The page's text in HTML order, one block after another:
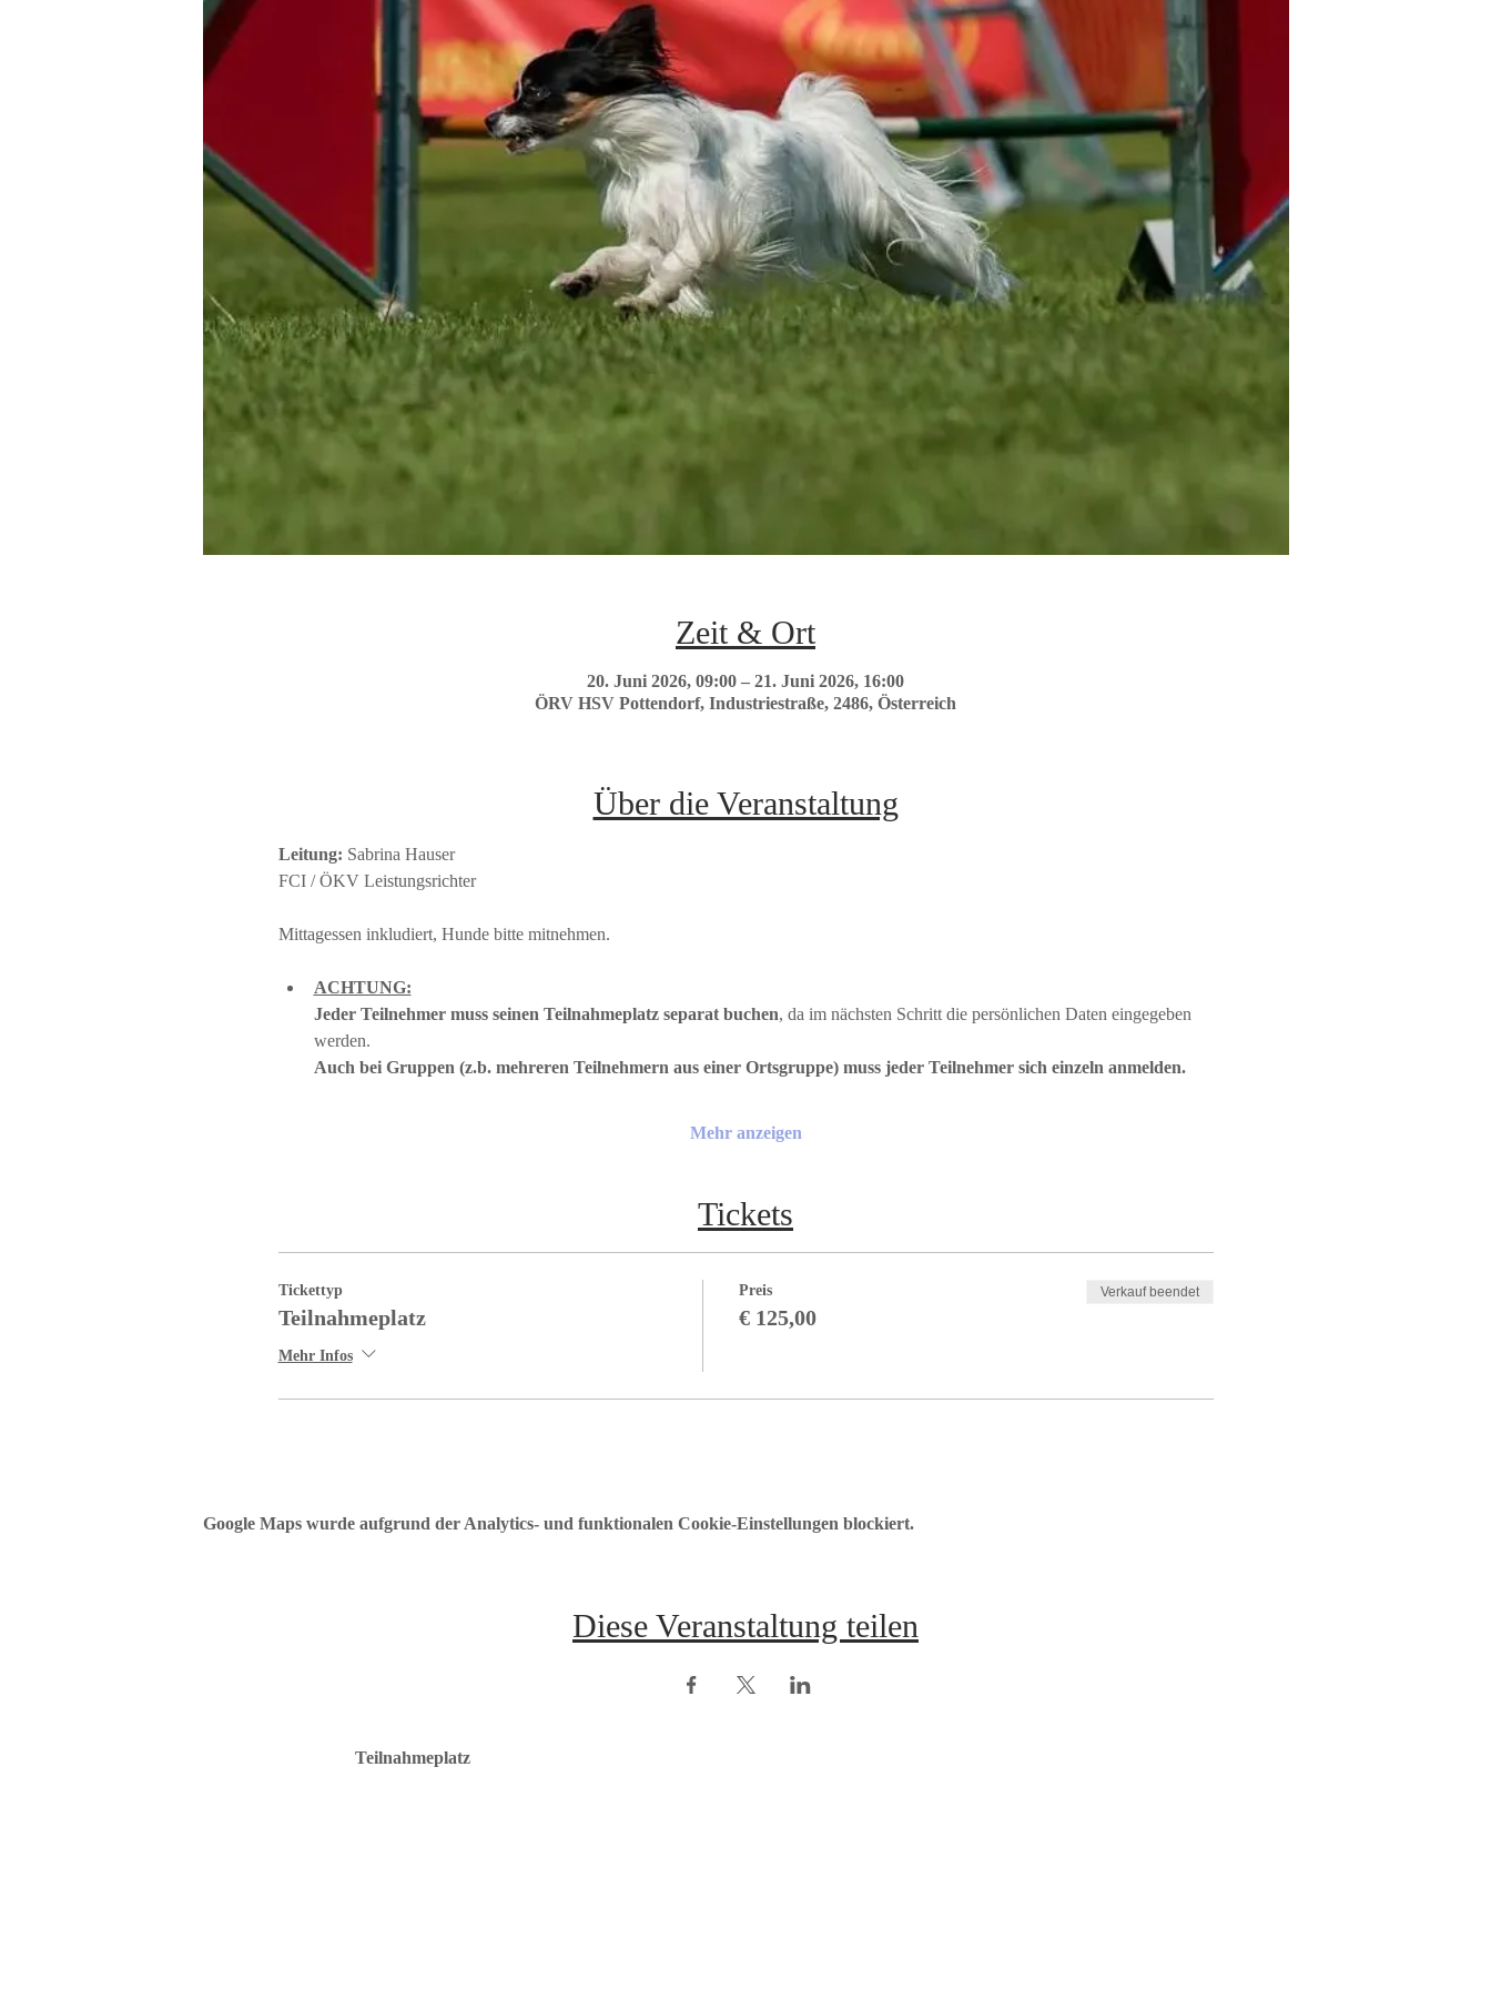
Zeit & Ort
20. Juni 2026, 09:00 – 21. Juni 2026, 16:00
ÖRV HSV Pottendorf, Industriestraße, 2486, Österreich
Über die Veranstaltung
Leitung: Sabrina Hauser
FCI / ÖKV Leistungsrichter
Mittagessen inkludiert, Hunde bitte mitnehmen.
ACHTUNG:
Jeder Teilnehmer muss seinen Teilnahmeplatz separat buchen, da im nächsten Schritt die persönlichen Daten eingegeben
werden.
Auch bei Gruppen (z.b. mehreren Teilnehmern aus einer Ortsgruppe) muss jeder Teilnehmer sich einzeln anmelden.
Mehr anzeigen
Tickets
Tickettyp
Teilnahmeplatz
Mehr Infos
Preis
€ 125,00
Verkauf beendet
Google Maps wurde aufgrund der Analytics- und funktionalen Cookie-Einstellungen blockiert.
Diese Veranstaltung teilen
Teilnahmeplatz